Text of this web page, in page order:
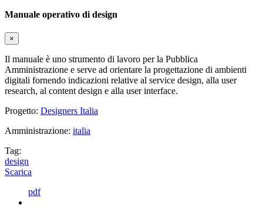
Manuale operativo di design
×
Il manuale è uno strumento di lavoro per la Pubblica
Amministrazione e serve ad orientare la progettazione di ambienti
digitali fornendo indicazioni relative al service design, alla user
research, al content design e alla user interface.
Progetto: Designers Italia
Amministrazione: italia
Tag:
design
Scarica
pdf